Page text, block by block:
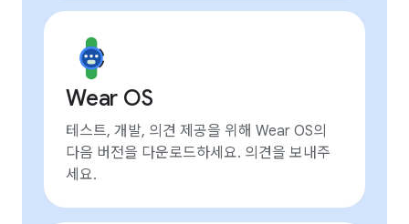
Wear OS
테스트, 개발, 의견 제공을 위해 Wear OS의
다음 버전을 다운로드하세요. 의견을 보내주
세요.